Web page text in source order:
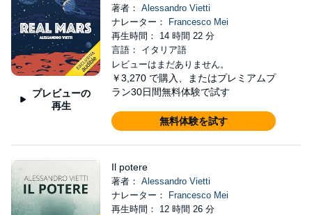
プレビューの
再生
著者： Alessandro Vietti
ナレーター：
Francesco Mei
再生時間： 14 時間 22 分
言語： イタリア語
レビューはまだありません。
￥3,270 で購入、またはプレミアムプ
ラン30日間無料体験で試す
無料体験を試す
Il potere
著者： Alessandro Vietti
ナレーター：
Francesco Mei
再生時間： 12 時間 26 分